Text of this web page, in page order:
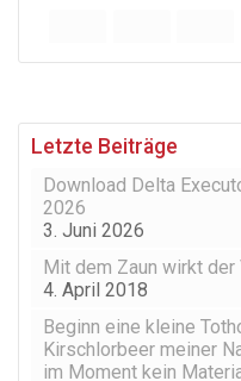
Letzte Beiträge
Download Delta
2026
3. Juni 2026
Mit dem Zaun wirkt
4. April 2018
Beginn eine kleine
Kirschlorbeer meiner
im Moment kein